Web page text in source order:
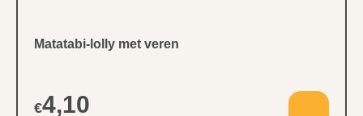
Matatabi-lolly met veren
€4,10